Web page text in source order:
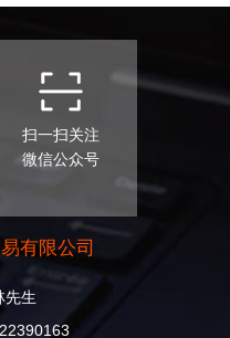
扫一扫关注
微信公众号
有限公司
先生